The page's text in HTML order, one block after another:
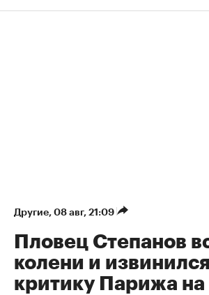
Другие⁠, 08 авг, 21:09
Пловец Степанов
колени и
критику Парижа